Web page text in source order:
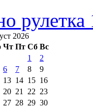
рулетка
2026
Чт Пт Сб Вс
1
2
6 7 8
9
13 14 15 16
20 21 22 23
27 28 29 30